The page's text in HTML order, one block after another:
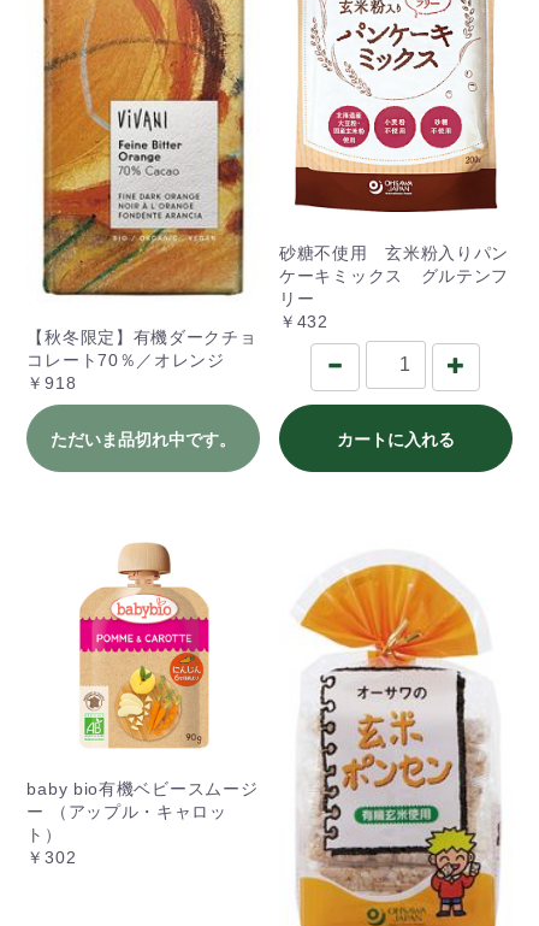
【秋冬限定】有機ダークチョ
コレート70％／オレンジ
￥918
ただいま品切れ中です。
砂糖不使用 玄米粉入りパン
ケーキミックス グルテンフ
リー
￥432
カートに入れる
baby bio有機ベビースムージ
ー （アップル・キャロッ
ト）
￥302